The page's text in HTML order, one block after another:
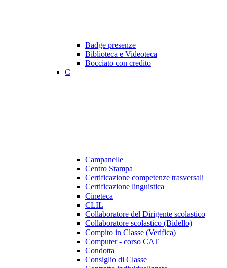
Badge presenze
Biblioteca e Videoteca
Bocciato con credito
C
Campanelle
Centro Stampa
Certificazione competenze trasversali
Certificazione linguistica
Cineteca
CLIL
Collaboratore del Dirigente scolastico
Collaboratore scolastico (Bidello)
Compito in Classe (Verifica)
Computer - corso CAT
Condotta
Consiglio di Classe